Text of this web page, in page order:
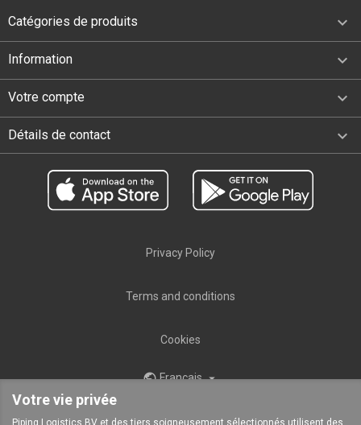
Votre vie privée
Piping Logistics BV et des tiers soigneusement sélectionnés utilisent des
Catégories de produits 
Information 
Votre compte 
Détails de contact keyboard_arrow_down
Privacy Policy
Terms and conditions
Cookies
publicFrançais